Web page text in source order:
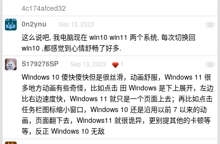
4c174afced32
23
0n2ynu Sep 13, 2023
这么说吧, 我电脑现在 win10 win11 两个系统, 每次切换回
win10 ,都感觉到心情舒畅了好多.
24
S179276SP Sep 13, 2023 1
Windows 10 傻快傻快但是很丝滑，动画舒服，Windows 11 很
多地方动画有些奇怪，比如点击 田 Windows 是下上展开，左边
比右边速度快，Windows 11 就只是一个页面上去；再比如点击
任务栏图标缩小窗口，Windows 10 还是沿用以前 7 以来的动
画，页面翻下去，Windows11 就很诡异，更别提其他的卡顿等
等，反正 Windows 10 无敌